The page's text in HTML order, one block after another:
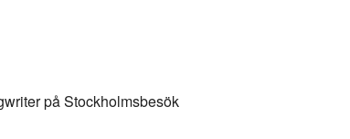
på Stockholmsbesök